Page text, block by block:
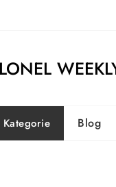
Kategorie Blog